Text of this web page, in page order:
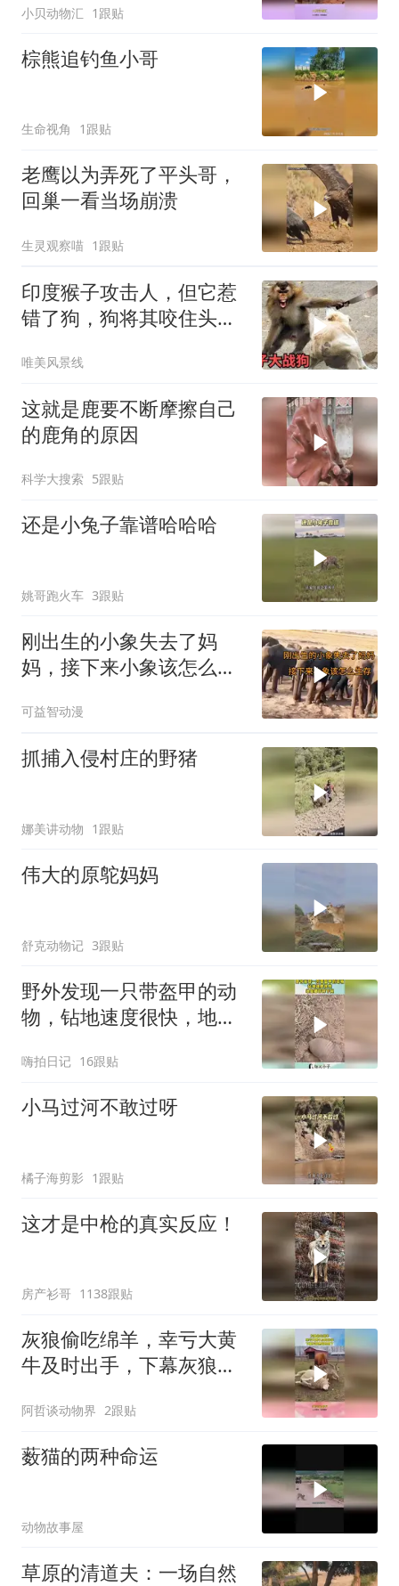
小贝动物汇 1跟贴
棕熊追钓鱼小哥
生命视角 1跟贴
老鹰以为弄死了平头哥，
回巢一看当场崩溃
生灵观察喵 1跟贴
印度猴子攻击人，但它惹
错了狗，狗将其咬住头部
唯美风景线
这就是鹿要不断摩擦自己
的鹿角的原因
科学大搜索 5跟贴
还是小兔子靠谱哈哈哈
姚哥跑火车 3跟贴
刚出生的小象失去了妈
妈，接下来小象该怎么生
可益智动漫
抓捕入侵村庄的野猪
娜美讲动物 1跟贴
伟大的原鸵妈妈
舒克动物记 3跟贴
野外发现一只带盔甲的动
物，钻地速度很快，地鼠
嗨拍日记 16跟贴
小马过河不敢过呀
橘子海剪影 1跟贴
这才是中枪的真实反应！
房产衫哥 1138跟贴
灰狼偷吃绵羊，幸亏大黄
牛及时出手，下幕灰狼想
阿哲谈动物界 2跟贴
薮猫的两种命运
动物故事屋
草原的清道夫：一场自然